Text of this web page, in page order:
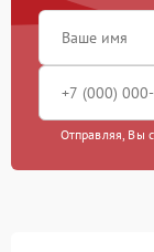
Отправляя, Вы